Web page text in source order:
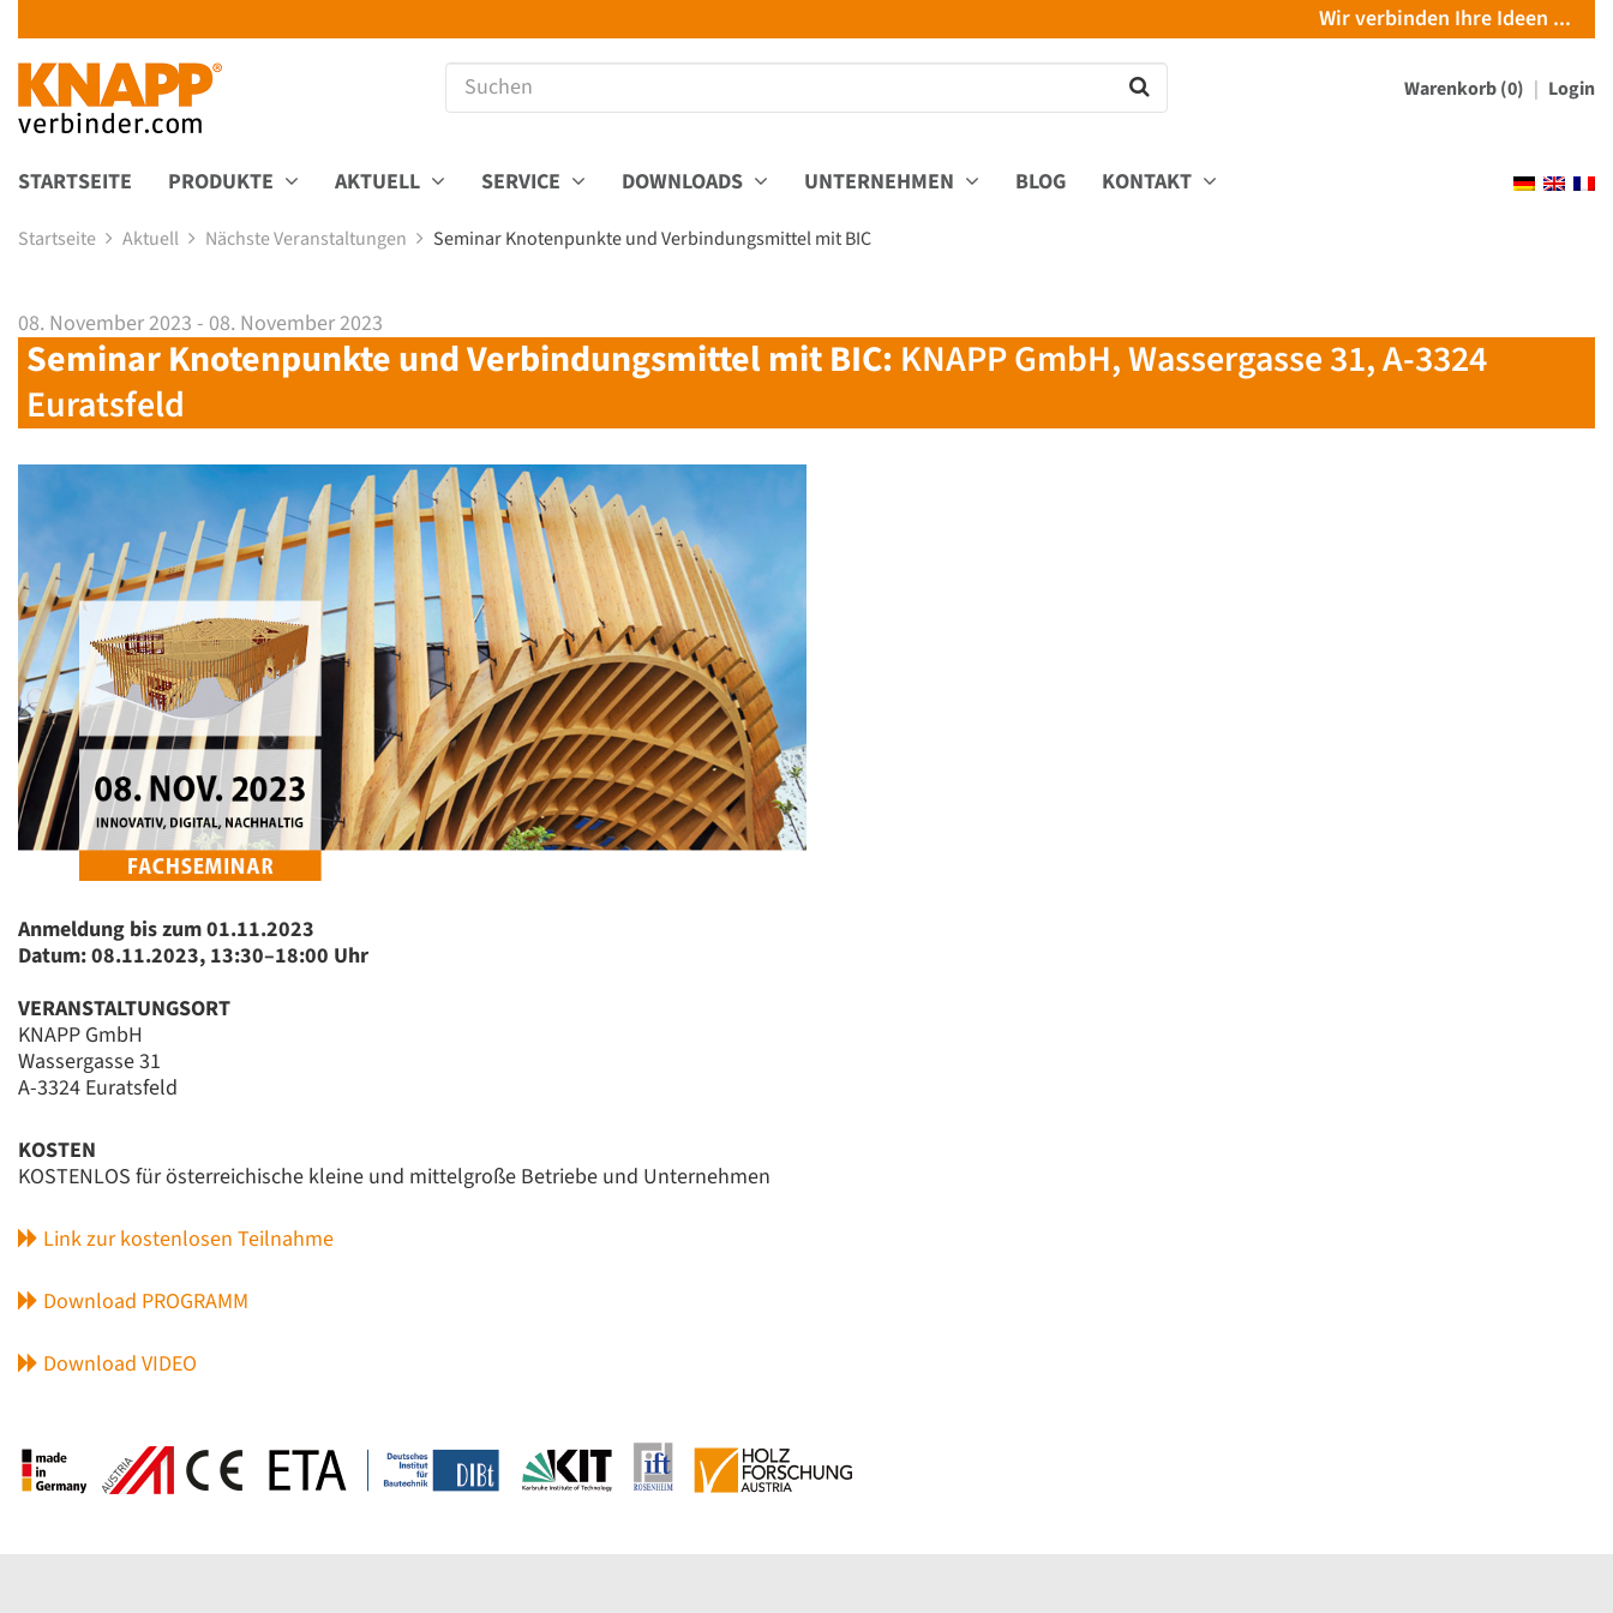
Wir verbinden Ihre Ideen ...
Warenkorb (0) Login
STARTSEITE PRODUKTE AKTUELL SERVICE DOWNLOADS UNTERNEHMEN BLOG KONTAKT
Startseite Aktuell Nächste Veranstaltungen Seminar Knotenpunkte und Verbindungsmittel mit BIC
08. November 2023 - 08. November 2023
Seminar Knotenpunkte und Verbindungsmittel mit BIC: KNAPP GmbH, Wassergasse 31, A-3324
Euratsfeld
Anmeldung bis zum 01.11.2023
Datum: 08.11.2023, 13:30–18:00 Uhr
VERANSTALTUNGSORT
KNAPP GmbH
Wassergasse 31
A-3324 Euratsfeld
KOSTEN
KOSTENLOS für österreichische kleine und mittelgroße Betriebe und Unternehmen
Link zur kostenlosen Teilnahme
Download PROGRAMM
Download VIDEO